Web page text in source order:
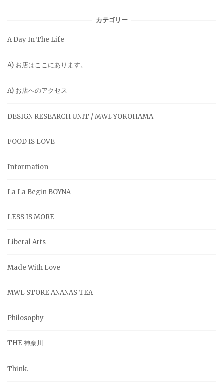
カテゴリー
A Day In The Life
A) お店はここにあります。
A) お店へのアクセス
DESIGN RESEARCH UNIT / MWL YOKOHAMA
FOOD IS LOVE
Information
La La Begin BOYNA
LESS IS MORE
Liberal Arts
Made With Love
MWL STORE ANANAS TEA
Philosophy
THE 神奈川
Think.